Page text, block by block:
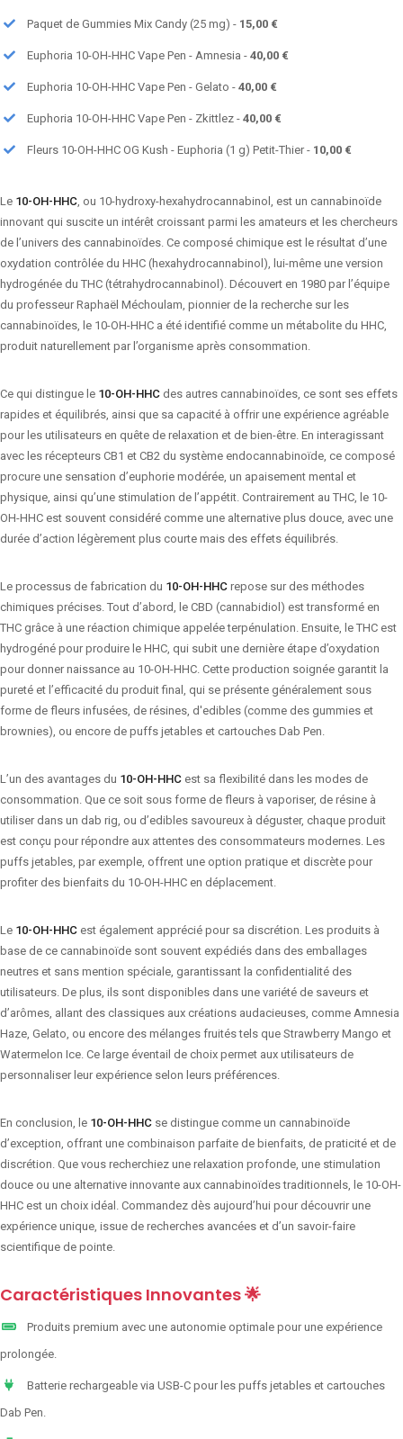
Paquet de Gummies Mix Candy (25 mg) - 15,00 €
Euphoria 10-OH-HHC Vape Pen - Amnesia - 40,00 €
Euphoria 10-OH-HHC Vape Pen - Gelato - 40,00 €
Euphoria 10-OH-HHC Vape Pen - Zkittlez - 40,00 €
Fleurs 10-OH-HHC OG Kush - Euphoria (1 g) Petit-Thier - 10,00 €
Le 10-OH-HHC , ou 10-hydroxy-hexahydrocannabinol, est un cannabinoïde
innovant qui suscite un intérêt croissant parmi les amateurs et les chercheurs
de l’univers des cannabinoïdes. Ce composé chimique est le résultat d’une
oxydation contrôlée du HHC (hexahydrocannabinol), lui-même une version
hydrogénée du THC (tétrahydrocannabinol). Découvert en 1980 par l’équipe
du professeur Raphaël Méchoulam, pionnier de la recherche sur les
cannabinoïdes, le 10-OH-HHC a été identifié comme un métabolite du HHC,
produit naturellement par l’organisme après consommation.
Ce qui distingue le 10-OH-HHC des autres cannabinoïdes, ce sont ses effets
rapides et équilibrés, ainsi que sa capacité à offrir une expérience agréable
pour les utilisateurs en quête de relaxation et de bien-être. En interagissant
avec les récepteurs CB1 et CB2 du système endocannabinoïde, ce composé
procure une sensation d’euphorie modérée, un apaisement mental et
physique, ainsi qu’une stimulation de l’appétit. Contrairement au THC, le 10-
OH-HHC est souvent considéré comme une alternative plus douce, avec une
durée d’action légèrement plus courte mais des effets équilibrés.
Le processus de fabrication du 10-OH-HHC repose sur des méthodes
chimiques précises. Tout d’abord, le CBD (cannabidiol) est transformé en
THC grâce à une réaction chimique appelée terpénulation. Ensuite, le THC est
hydrogéné pour produire le HHC, qui subit une dernière étape d’oxydation
pour donner naissance au 10-OH-HHC. Cette production soignée garantit la
pureté et l’efficacité du produit final, qui se présente généralement sous
forme de fleurs infusées, de résines, d'edibles (comme des gummies et
brownies), ou encore de puffs jetables et cartouches Dab Pen.
L’un des avantages du 10-OH-HHC est sa flexibilité dans les modes de
consommation. Que ce soit sous forme de fleurs à vaporiser, de résine à
utiliser dans un dab rig, ou d’edibles savoureux à déguster, chaque produit
est conçu pour répondre aux attentes des consommateurs modernes. Les
puffs jetables, par exemple, offrent une option pratique et discrète pour
profiter des bienfaits du 10-OH-HHC en déplacement.
Le 10-OH-HHC est également apprécié pour sa discrétion. Les produits à
base de ce cannabinoïde sont souvent expédiés dans des emballages
neutres et sans mention spéciale, garantissant la confidentialité des
utilisateurs. De plus, ils sont disponibles dans une variété de saveurs et
d’arômes, allant des classiques aux créations audacieuses, comme Amnesia
Haze, Gelato, ou encore des mélanges fruités tels que Strawberry Mango et
Watermelon Ice. Ce large éventail de choix permet aux utilisateurs de
personnaliser leur expérience selon leurs préférences.
En conclusion, le 10-OH-HHC se distingue comme un cannabinoïde
d’exception, offrant une combinaison parfaite de bienfaits, de praticité et de
discrétion. Que vous recherchiez une relaxation profonde, une stimulation
douce ou une alternative innovante aux cannabinoïdes traditionnels, le 10-OH-
HHC est un choix idéal. Commandez dès aujourd’hui pour découvrir une
expérience unique, issue de recherches avancées et d’un savoir-faire
scientifique de pointe.
Caractéristiques Innovantes 🌟
Produits premium avec une autonomie optimale pour une expérience
prolongée.
Batterie rechargeable via USB-C pour les puffs jetables et cartouches
Dab Pen.